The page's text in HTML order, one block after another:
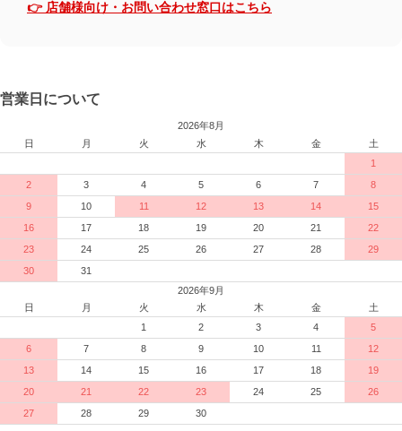
👉 店舗様向け・お問い合わせ窓口はこちら
営業日について
2026年8月
日
月 火 水 木 金
土
1
2
3 4 5 6 7
8
9
10 11 12 13 14
15
16
17 18 19 20 21
22
23
24 25 26 27 28
29
30
31
2026年9月
日
月 火 水 木 金
土
1
2 3 4
5
6
7 8 9 10 11
12
13
14 15 16 17 18
19
20
21 22 23 24 25
26
27
28 29 30